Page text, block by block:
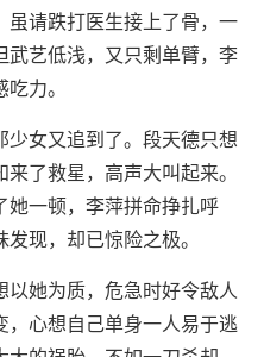
虽请跌打医生接上了骨，一
武艺低浅，又只剩单臂，李
力。
少女又追到了。段天德只想
了救星，高声大叫起来。
她一顿，李萍拼命挣扎呼
现，却已惊险之极。
她为质，危急时好令敌人
，心想自己单身一人易于逃